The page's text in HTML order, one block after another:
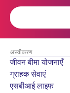
अस्वीकरण
जीवन बीमा योजनाएँ
ग्राहक सेवाएं
एसबीआई लाइफ